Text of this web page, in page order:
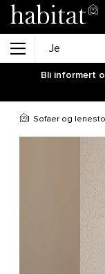
Bli informert
Sofaer og